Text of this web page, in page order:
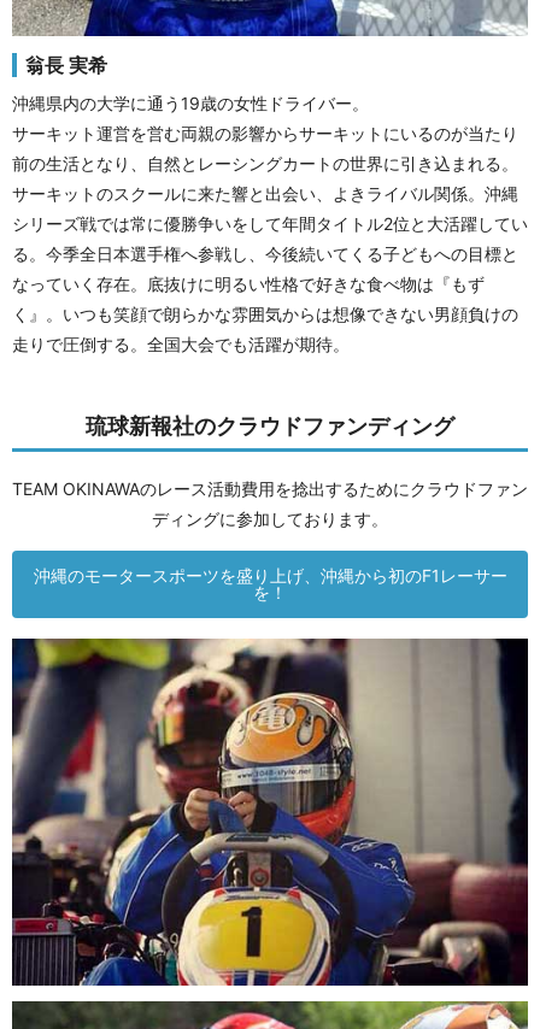
翁長 実希
沖縄県内の大学に通う19歳の女性ドライバー。
サーキット運営を営む両親の影響からサーキットにいるのが当たり
前の生活となり、自然とレーシングカートの世界に引き込まれる。
サーキットのスクールに来た響と出会い、よきライバル関係。沖縄
シリーズ戦では常に優勝争いをして年間タイトル2位と大活躍してい
る。今季全日本選手権へ参戦し、今後続いてくる子どもへの目標と
なっていく存在。底抜けに明るい性格で好きな食べ物は『もず
く』。いつも笑顔で朗らかな雰囲気からは想像できない男顔負けの
走りで圧倒する。全国大会でも活躍が期待。
琉球新報社のクラウドファンディング
TEAM OKINAWAのレース活動費用を捻出するためにクラウドファン
ディングに参加しております。
沖縄のモータースポーツを盛り上げ、沖縄から初のF1レーサー
を！